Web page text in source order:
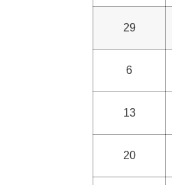
29
6
13
20